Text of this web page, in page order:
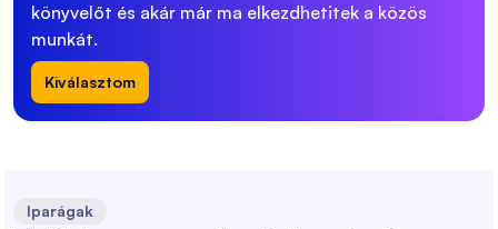
könyvelőt és akár már ma elkezdhetitek a közös
munkát.
Kiválasztom
Iparágak